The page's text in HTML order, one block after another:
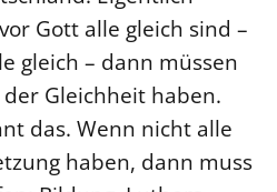
Gott alle gleich sind –
gleich – dann müssen
Gleichheit haben.
das. Wenn nicht alle
haben, dann muss